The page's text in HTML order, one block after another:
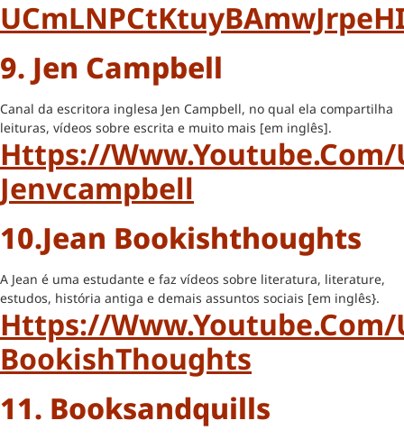
9. Jen Campbell
Canal da escritora inglesa Jen Campbell, no qual ela compartilha
leituras, vídeos sobre escrita e muito mais [em inglês].
Https://
Jenvcampbell
10.Jean Bookishthoughts
A Jean é uma estudante e faz vídeos sobre literatura, literature,
estudos, história antiga e demais assuntos sociais [em inglês}.
Https://
BookishThoughts
11. Booksandquills